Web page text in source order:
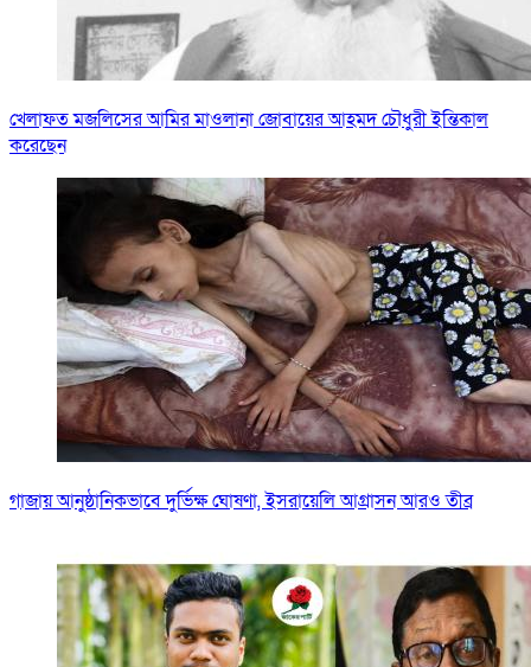
খেলাফত মজলিসের আমির মাওলানা জোবায়ের আহমদ চৌধুরী ইন্তিকাল
করেছেন
গাজায় আনুষ্ঠানিকভাবে দুর্ভিক্ষ ঘোষণা, ইসরায়েলি আগ্রাসন আরও তীব্র